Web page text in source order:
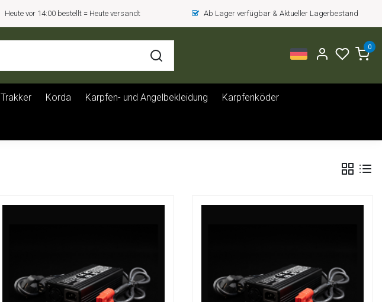
Heute vor 14:00 bestellt = Heute versandt Ab Lager verfügbar & Aktueller Lagerbestand
0
Trakker Korda Karpfen- und Angelbekleidung Karpfenköder